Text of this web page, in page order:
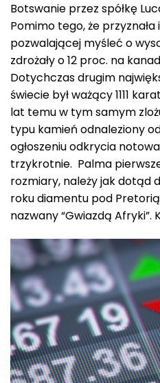
Botswanie przez spółkę
Pomimo tego, że
pozwalającej myśleć o
zdrożały o 12 proc. na
Dotychczas drugim
świecie był ważący 1111
lat temu w tym samym
typu kamień odnaleziony
ogłoszeniu odkrycia
trzykrotnie. Palma
rozmiary, należy jak dotąd
roku diamentu pod Pretorią
nazwany “Gwiazdą Afryki”.